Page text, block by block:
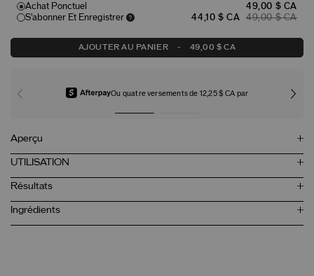
Achat Ponctuel
49,00 $ CA
S'abonner Et Enregistrer
44,10 $ CA 49,00 $ CA
AJOUTER AU PANIER - 49,00 $ CA
Ou quatre versements de 12,25 $ CA par
Aperçu
UTILISATION
Résultats
Ingrédients